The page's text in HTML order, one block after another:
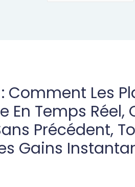
Comment Les
En Temps Réel,
Précédent,
Gains